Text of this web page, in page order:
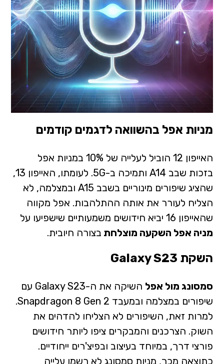
מניות אפל בהשוואה לדגמים קודמים
האייפון 12 הוביל לעלייה של 10% במניות אפל
בזכות שבב A14 ותמיכה ב-5G. לעומתו, האייפון 13,
שהציג שיפורים מינוריים בשבב A15 ובמצלמה, לא
הצליח לעורר את אותה ההתלהבות. אפל מקווה
שהאייפון 16 יביא חידושים משמעותיים שישפיעו על
מניה אפל השקעה מוצלחת בצורה חיובית.
השקת Galaxy S23
סמסונג מול אפל
השיקה את ה-Galaxy S23 עם
שיפורים במצלמה ובמעבד Snapdragon 8 Gen 2.
למרות זאת, השיפורים לא הצליחו להדהים את
השוק. הצרכנים והמבקרים ציפו ליותר חידושים
פורצי דרך, במיוחד בעיצוב ובפיצ'רים ייחודיים.
כתוצאה מכך, מניות סמסונג לא רשמו עלייה